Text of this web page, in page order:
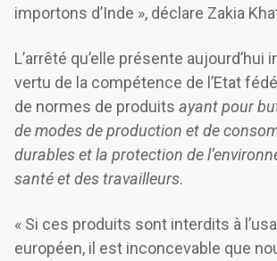
importons d’Inde », déclare Zakia
L’arrêté qu’elle présente aujourd’hui
vertu de la compétence de l’Etat
de normes de produits ayant pour
de modes de production et de
durables et la protection de
santé et des travailleurs.
« Si ces produits sont interdits à
européen, il est inconcevable que